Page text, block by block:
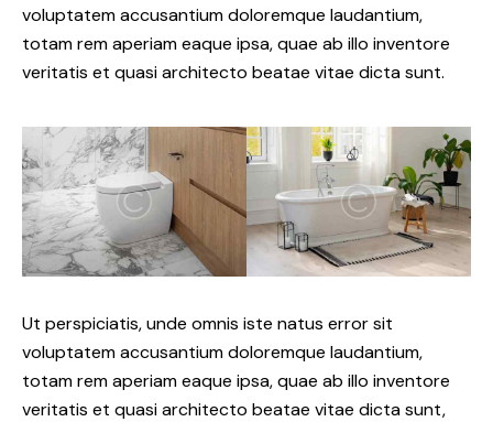
voluptatem accusantium doloremque laudantium,
totam rem aperiam eaque ipsa, quae ab illo inventore
veritatis et quasi architecto beatae vitae dicta sunt.
Ut perspiciatis, unde omnis iste natus error sit
voluptatem accusantium doloremque laudantium,
totam rem aperiam eaque ipsa, quae ab illo inventore
veritatis et quasi architecto beatae vitae dicta sunt,